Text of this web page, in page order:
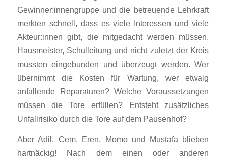
Gewinner:innengruppe und die betreuende Lehrkraft
merkten schnell, dass es viele Interessen und viele
Akteur:innen gibt, die mitgedacht werden müssen.
Hausmeister, Schulleitung und nicht zuletzt der Kreis
mussten eingebunden und überzeugt werden. Wer
übernimmt die Kosten für Wartung, wer etwaig
anfallende Reparaturen? Welche Voraussetzungen
müssen die Tore erfüllen? Entsteht zusätzliches
Unfallrisiko durch die Tore auf dem Pausenhof?
Aber Adil, Cem, Eren, Momo und Mustafa blieben
hartnäckig! Nach dem einen oder anderen